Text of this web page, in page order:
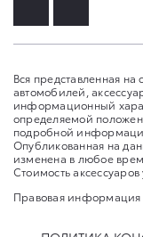
Вся представленная
автомобилей,
информационный
определяемой
подробной
Опубликованная на
изменена в любое
Стоимость аксессуаров
Правовая информация